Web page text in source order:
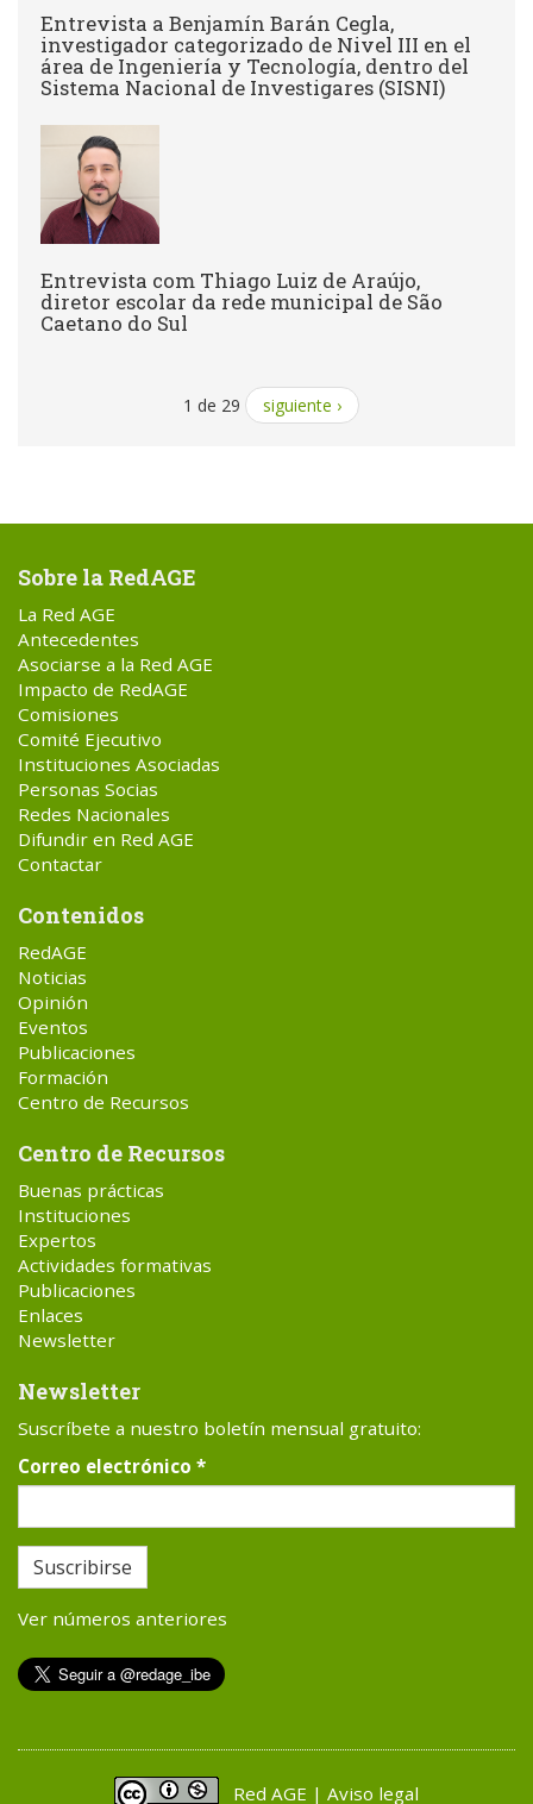
Entrevista a Benjamín Barán Cegla,
investigador categorizado de Nivel III en el
área de Ingeniería y Tecnología, dentro del
Sistema Nacional de Investigares (SISNI)
Entrevista com Thiago Luiz de Araújo,
diretor escolar da rede municipal de São
Caetano do Sul
1 de 29 siguiente ›
Sobre la RedAGE
La Red AGE
Antecedentes
Asociarse a la Red AGE
Impacto de RedAGE
Comisiones
Comité Ejecutivo
Instituciones Asociadas
Personas Socias
Redes Nacionales
Difundir en Red AGE
Contactar
Contenidos
RedAGE
Noticias
Opinión
Eventos
Publicaciones
Formación
Centro de Recursos
Centro de Recursos
Buenas prácticas
Instituciones
Expertos
Actividades formativas
Publicaciones
Enlaces
Newsletter
Newsletter
Suscríbete a nuestro boletín mensual gratuito:
Correo electrónico *
Suscribirse
Ver números anteriores
Red AGE | Aviso legal